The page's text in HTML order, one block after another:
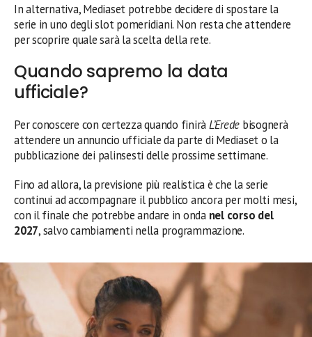
In alternativa, Mediaset potrebbe decidere di spostare la
serie in uno degli slot pomeridiani. Non resta che attendere
per scoprire quale sarà la scelta della rete.
Quando sapremo la data
ufficiale?
Per conoscere con certezza quando finiràL’Erede bisognerà
attendere un annuncio ufficiale da parte di Mediaset o la
pubblicazione dei palinsesti delle prossime settimane.
Fino ad allora, la previsione più realistica è che la serie
continui ad accompagnare il pubblico ancora per molti mesi,
con il finale che potrebbe andare in onda nel corso del
2027, salvo cambiamenti nella programmazione.